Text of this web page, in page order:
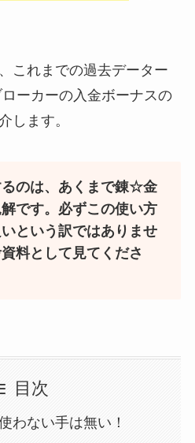
これまでの過去データー
ーカーの入金ボーナスの
します。
るのは、あくまで錬☆金
です。必ずこの使い方
という訳ではありませ
料として見てくださ
目次
わない手は無い！